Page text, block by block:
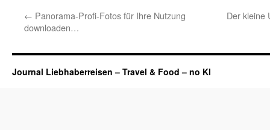
← Panorama-Profi-Fotos für Ihre Nutzung
downloaden…
Der kleine
Journal Liebhaberreisen – Travel & Food – no KI